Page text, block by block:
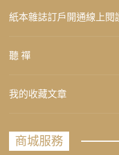
紙本雜誌訂戶開通線上閱
聽 禪
我的收藏文章
商城服務